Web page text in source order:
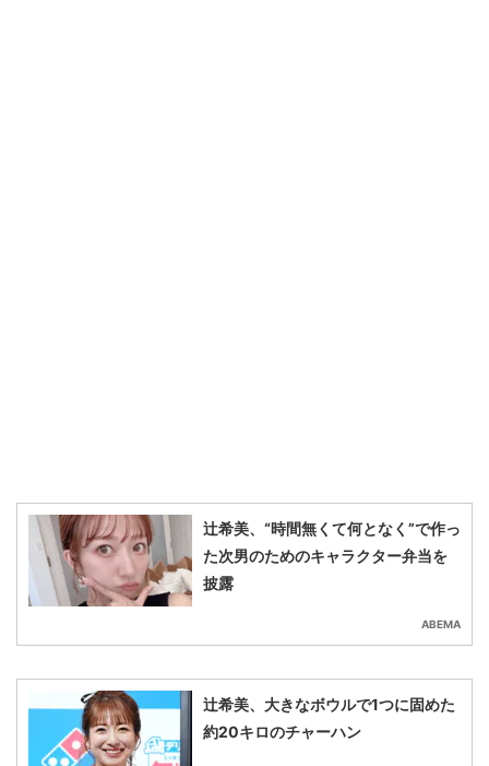
辻󠄀希美、“時間無くて何となく”で作っ
た次男のためのキャラクター弁当を
披露
ABEMA
辻󠄀希美、大きなボウルで1つに固めた
約20キロのチャーハン